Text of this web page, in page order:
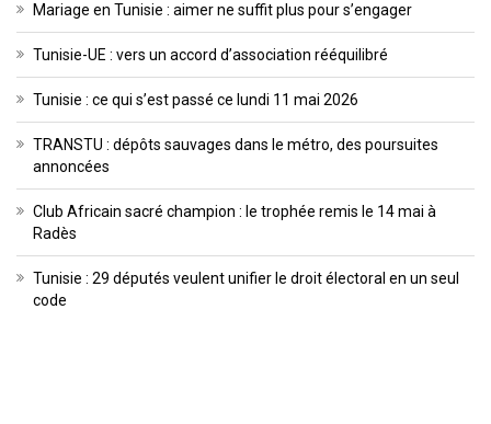
Mariage en Tunisie : aimer ne suffit plus pour s’engager
Tunisie-UE : vers un accord d’association rééquilibré
Tunisie : ce qui s’est passé ce lundi 11 mai 2026
TRANSTU : dépôts sauvages dans le métro, des poursuites
annoncées
Club Africain sacré champion : le trophée remis le 14 mai à
Radès
Tunisie : 29 députés veulent unifier le droit électoral en un seul
code